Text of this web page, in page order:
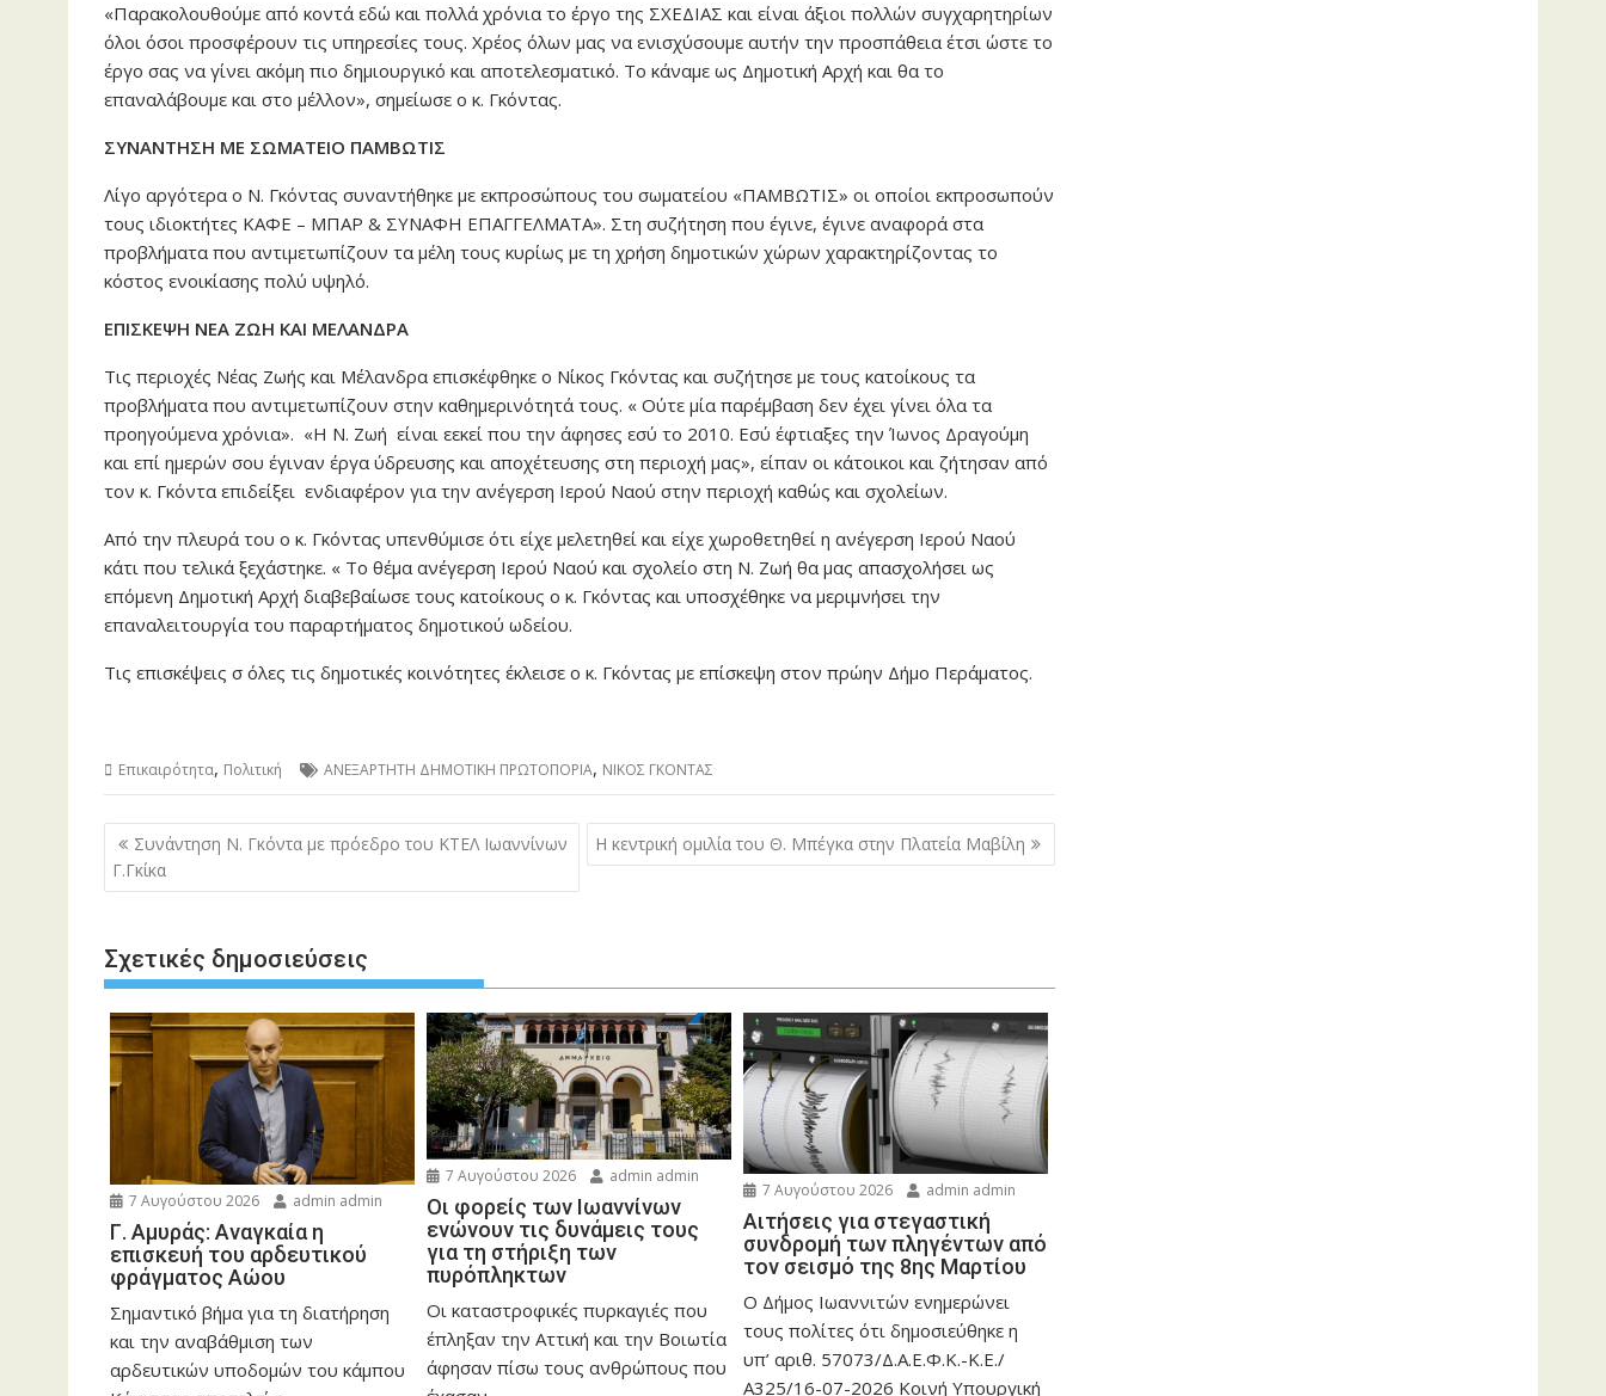
«Παρακολουθούμε από κοντά εδώ και πολλά χρόνια το έργο της ΣΧΕΔΙΑΣ και είναι άξιοι πολλών συγχαρητηρίων
όλοι όσοι προσφέρουν τις υπηρεσίες τους. Χρέος όλων μας να ενισχύσουμε αυτήν την προσπάθεια έτσι ώστε το
έργο σας να γίνει ακόμη πιο δημιουργικό και αποτελεσματικό. Το κάναμε ως Δημοτική Αρχή και θα το
επαναλάβουμε και στο μέλλον», σημείωσε ο κ. Γκόντας.
ΣΥΝΑΝΤΗΣΗ ΜΕ ΣΩΜΑΤΕΙΟ ΠΑΜΒΩΤΙΣ
Λίγο αργότερα ο Ν. Γκόντας συναντήθηκε με εκπροσώπους του σωματείου «ΠΑΜΒΩΤΙΣ» οι οποίοι εκπροσωπούν
τους ιδιοκτήτες ΚΑΦΕ – ΜΠΑΡ & ΣΥΝΑΦΗ ΕΠΑΓΓΕΛΜΑΤΑ». Στη συζήτηση που έγινε, έγινε αναφορά στα
προβλήματα που αντιμετωπίζουν τα μέλη τους κυρίως με τη χρήση δημοτικών χώρων χαρακτηρίζοντας το
κόστος ενοικίασης πολύ υψηλό.
ΕΠΙΣΚΕΨΗ ΝΕΑ ΖΩΗ ΚΑΙ ΜΕΛΑΝΔΡΑ
Τις περιοχές Νέας Ζωής και Μέλανδρα επισκέφθηκε ο Νίκος Γκόντας και συζήτησε με τους κατοίκους τα
προβλήματα που αντιμετωπίζουν στην καθημερινότητά τους. « Ούτε μία παρέμβαση δεν έχει γίνει όλα τα
προηγούμενα χρόνια». «Η Ν. Ζωή είναι εεκεί που την άφησες εσύ το 2010. Εσύ έφτιαξες την Ίωνος Δραγούμη
και επί ημερών σου έγιναν έργα ύδρευσης και αποχέτευσης στη περιοχή μας», είπαν οι κάτοικοι και ζήτησαν από
τον κ. Γκόντα επιδείξει ενδιαφέρον για την ανέγερση Ιερού Ναού στην περιοχή καθώς και σχολείων.
Από την πλευρά του ο κ. Γκόντας υπενθύμισε ότι είχε μελετηθεί και είχε χωροθετηθεί η ανέγερση Ιερού Ναού
κάτι που τελικά ξεχάστηκε. « Το θέμα ανέγερση Ιερού Ναού και σχολείο στη Ν. Ζωή θα μας απασχολήσει ως
επόμενη Δημοτική Αρχή διαβεβαίωσε τους κατοίκους ο κ. Γκόντας και υποσχέθηκε να μεριμνήσει την
επαναλειτουργία του παραρτήματος δημοτικού ωδείου.
Τις επισκέψεις σ όλες τις δημοτικές κοινότητες έκλεισε ο κ. Γκόντας με επίσκεψη στον πρώην Δήμο Περάματος.
Επικαιρότητα, Πολιτική ΑΝΕΞΑΡΤΗΤΗ ΔΗΜΟΤΙΚΗ ΠΡΩΤΟΠΟΡΙΑ, ΝΙΚΟΣ ΓΚΟΝΤΑΣ
Πλοήγηση
άρθρων
Συνάντηση Ν. Γκόντα με πρόεδρο του ΚΤΕΛ Ιωαννίνων
Γ.Γκίκα
Η κεντρική ομιλία του Θ. Μπέγκα στην Πλατεία Μαβίλη
Σχετικές δημοσιεύσεις
7 Αυγούστου 2026 admin admin
Γ. Αμυράς: Αναγκαία η
επισκευή του αρδευτικού
φράγματος Αώου
Σημαντικό βήμα για τη διατήρηση
και την αναβάθμιση των
αρδευτικών υποδομών του κάμπου
7 Αυγούστου 2026 admin admin
Οι φορείς των Ιωαννίνων
ενώνουν τις δυνάμεις τους
για τη στήριξη των
πυρόπληκτων
Οι καταστροφικές πυρκαγιές που
έπληξαν την Αττική και την Bοιωτία
άφησαν πίσω τους ανθρώπους που
7 Αυγούστου 2026 admin admin
Αιτήσεις για στεγαστική
συνδρομή των πληγέντων από
τον σεισμό της 8ης Μαρτίου
Ο Δήμος Ιωαννιτών ενημερώνει
τους πολίτες ότι δημοσιεύθηκε η
υπ’ αριθ. 57073/Δ.Α.Ε.Φ.Κ.-Κ.Ε./
Α325/16-07-2026 Κοινή Υπουργική